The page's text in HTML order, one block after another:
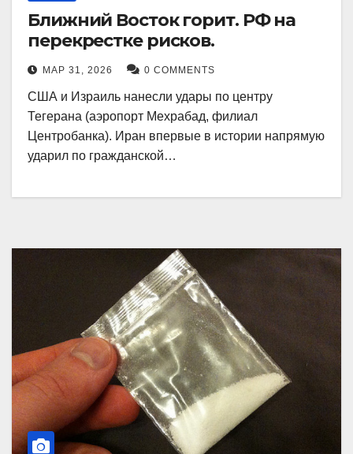
Ближний Восток горит. РФ на
перекрестке рисков.
МАР 31, 2026 0 COMMENTS
США и Израиль нанесли удары по центру
Тегерана (аэропорт Мехрабад, филиал
Центробанка). Иран впервые в истории напрямую
ударил по гражданской…